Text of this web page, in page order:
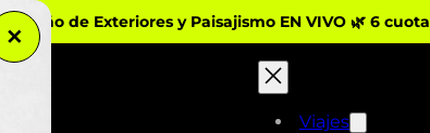
Diseño de Exteriores y Paisajismo EN VIVO 🌿 6
Viajes
✕